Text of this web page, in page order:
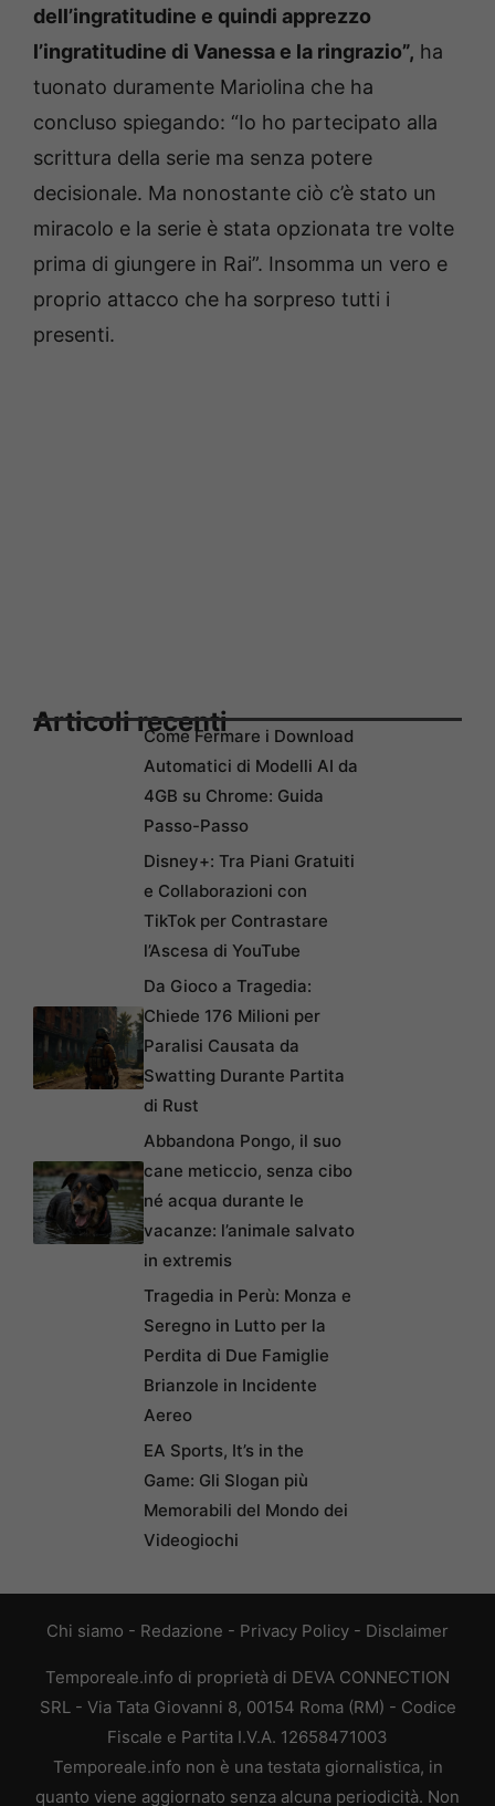
dell’ingratitudine e quindi apprezzo
l’ingratitudine di Vanessa e la ringrazio”, ha
tuonato duramente Mariolina che ha
concluso spiegando: “Io ho partecipato alla
scrittura della serie ma senza potere
decisionale. Ma nonostante ciò c’è stato un
miracolo e la serie è stata opzionata tre volte
prima di giungere in Rai”. Insomma un vero e
proprio attacco che ha sorpreso tutti i
presenti.
Articoli recentiCome Fermare i Download
Automatici di Modelli AI da
4GB su Chrome: Guida
Passo-Passo
Disney+: Tra Piani Gratuiti
e Collaborazioni con
TikTok per Contrastare
l’Ascesa di YouTube
Da Gioco a Tragedia:
Chiede 176 Milioni per
Paralisi Causata da
Swatting Durante Partita
di Rust
Abbandona Pongo, il suo
cane meticcio, senza cibo
né acqua durante le
vacanze: l’animale salvato
in extremis
Tragedia in Perù: Monza e
Seregno in Lutto per la
Perdita di Due Famiglie
Brianzole in Incidente
Aereo
EA Sports, It’s in the
Game: Gli Slogan più
Memorabili del Mondo dei
Videogiochi
Chi siamo - Redazione - Privacy Policy - Disclaimer
Temporeale.info di proprietà di DEVA CONNECTION
SRL - Via Tata Giovanni 8, 00154 Roma (RM) - Codice
Fiscale e Partita I.V.A. 12658471003
Temporeale.info non è una testata giornalistica, in
quanto viene aggiornato senza alcuna periodicità. Non